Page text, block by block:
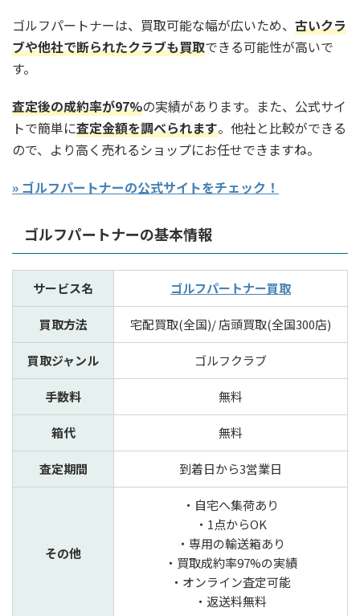
ゴルフパートナーは、買取可能な幅が広いため、 古いクラ
ブや他社で断られたクラブも買取できる可能性が高いで
す。
査定後の成約率が97%の実績があります。また、公式サイ
トで簡単に査定金額を調べられます。他社と比較ができる
ので、より高く売れるショップにお任せできますね。
» ゴルフパートナーの公式サイトをチェック！
ゴルフパートナーの基本情報
サービス名 ゴルフパートナー買取
買取方法 宅配買取(全国)/ 店頭買取(全国300店)
買取ジャンル ゴルフクラブ
手数料 無料
箱代 無料
査定期間 到着日から3営業日
その他
・自宅へ集荷あり
・1点からOK
・専用の輸送箱あり
・買取成約率97%の実績
・オンライン査定可能
・返送料無料